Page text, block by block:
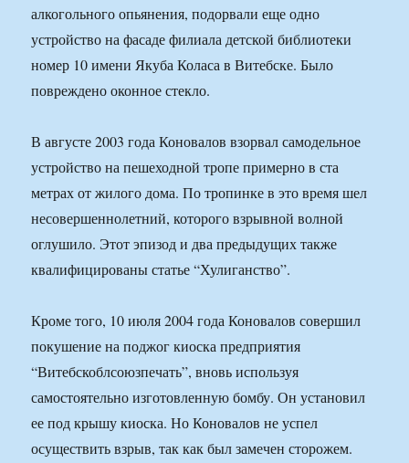
алкогольного опьянения, подорвали еще одно
устройство на фасаде филиала детской библиотеки
номер 10 имени Якуба Коласа в Витебске. Было
повреждено оконное стекло.
В августе 2003 года Коновалов взорвал самодельное
устройство на пешеходной тропе примерно в ста
метрах от жилого дома. По тропинке в это время шел
несовершеннолетний, которого взрывной волной
оглушило. Этот эпизод и два предыдущих также
квалифицированы статье “Хулиганство”.
Кроме того, 10 июля 2004 года Коновалов совершил
покушение на поджог киоска предприятия
“Витебскоблсоюзпечать”, вновь используя
самостоятельно изготовленную бомбу. Он установил
ее под крышу киоска. Но Коновалов не успел
осуществить взрыв, так как был замечен сторожем.